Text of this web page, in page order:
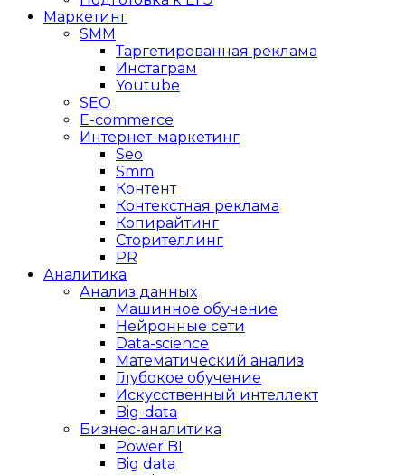
Маркетинг
SMM
Таргетированная реклама
Инстаграм
Youtube
SEO
E-сommerce
Интернет-маркетинг
Seo
Smm
Контент
Контекстная реклама
Копирайтинг
Сторителлинг
PR
Аналитика
Анализ данных
Машинное обучение
Нейронные сети
Data-science
Математический анализ
Глубокое обучение
Искусственный интеллект
Big-data
Бизнес-аналитика
Power BI
Big data